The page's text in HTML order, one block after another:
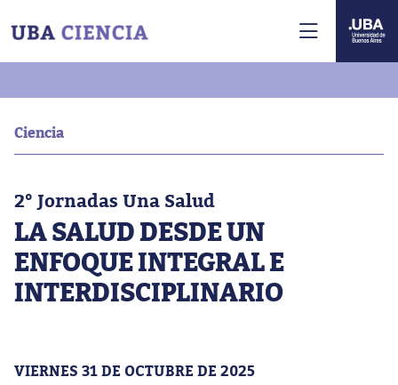
Ciencia
2° Jornadas Una Salud
LA SALUD DESDE UN
ENFOQUE INTEGRAL E
INTERDISCIPLINARIO
VIERNES 31 DE OCTUBRE DE 2025